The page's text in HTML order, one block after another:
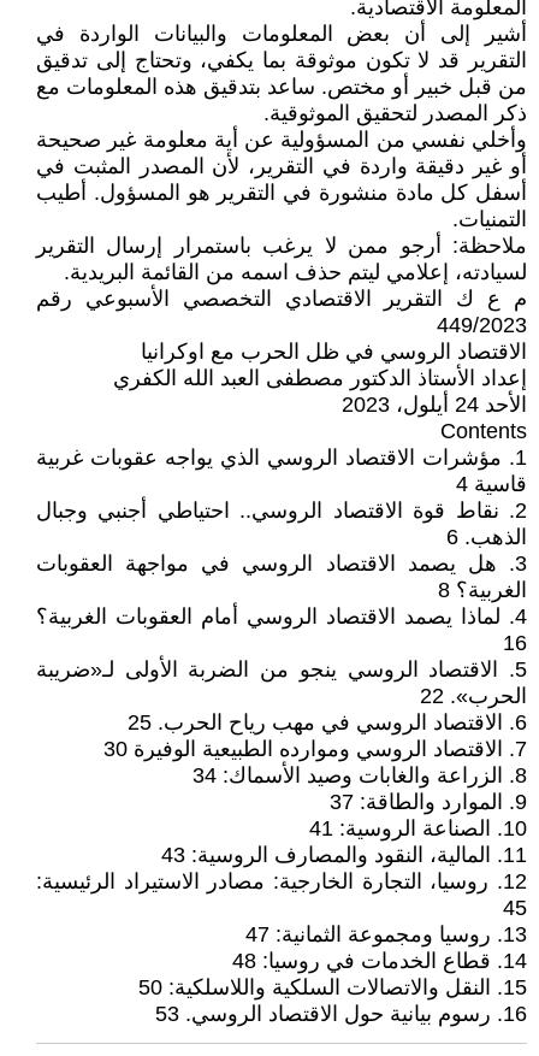
المعلومة الاقتصادية.
أشير إلى أن بعض المعلومات والبيانات الواردة في
التقرير قد لا تكون موثوقة بما يكفي، وتحتاج إلى تدقيق
من قبل خبير أو مختص. ساعد بتدقيق هذه المعلومات مع
ذكر المصدر لتحقيق الموثوقية.
وأخلي نفسي من المسؤولية عن أية معلومة غير صحيحة
أو غير دقيقة واردة في التقرير، لأن المصدر المثبت في
أسفل كل مادة منشورة في التقرير هو المسؤول. أطيب
التمنيات.
ملاحظة: أرجو ممن لا يرغب باستمرار إرسال التقرير
لسيادته، إعلامي ليتم حذف اسمه من القائمة البريدية.
م ع ك التقرير الاقتصادي التخصصي الأسبوعي رقم
449/2023
الاقتصاد الروسي في ظل الحرب مع اوكرانيا
إعداد الأستاذ الدكتور مصطفى العبد الله الكفري
الأحد 24 أيلول، 2023
Contents
1. مؤشرات الاقتصاد الروسي الذي يواجه عقوبات غربية
قاسية 4
2. نقاط قوة الاقتصاد الروسي.. احتياطي أجنبي وجبال
الذهب. 6
3. هل يصمد الاقتصاد الروسي في مواجهة العقوبات
الغربية؟ 8
4. لماذا يصمد الاقتصاد الروسي أمام العقوبات الغربية؟
16
5. الاقتصاد الروسي ينجو من الضربة الأولى لـ«ضريبة
الحرب». 22
6. الاقتصاد الروسي في مهب رياح الحرب. 25
7. الاقتصاد الروسي وموارده الطبيعية الوفيرة 30
8. الزراعة والغابات وصيد الأسماك: 34
9. الموارد والطاقة: 37
10. الصناعة الروسية: 41
11. المالية، النقود والمصارف الروسية: 43
12. روسيا، التجارة الخارجية: مصادر الاستيراد الرئيسية:
45
13. روسيا ومجموعة الثمانية: 47
14. قطاع الخدمات في روسيا: 48
15. النقل والاتصالات السلكية واللاسلكية: 50
16. رسوم بيانية حول الاقتصاد الروسي. 53